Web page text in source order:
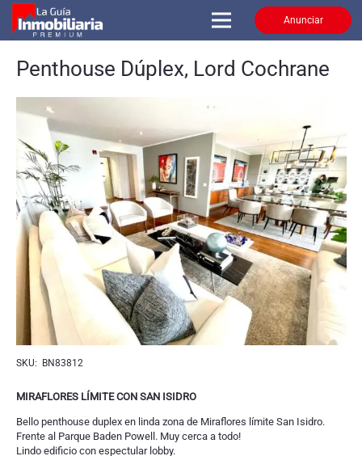
Anunciar
Penthouse Dúplex, Lord Cochrane
SKU: BN83812
MIRAFLORES LÍMITE CON SAN ISIDRO
Bello penthouse duplex en linda zona de Miraflores límite San Isidro.
Frente al Parque Baden Powell. Muy cerca a todo!
Lindo edificio con espectular lobby.